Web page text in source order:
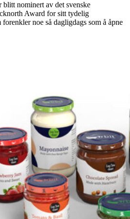
nominert av det svenske
Award for sitt tydelig
noe så dagligdags som å åpne